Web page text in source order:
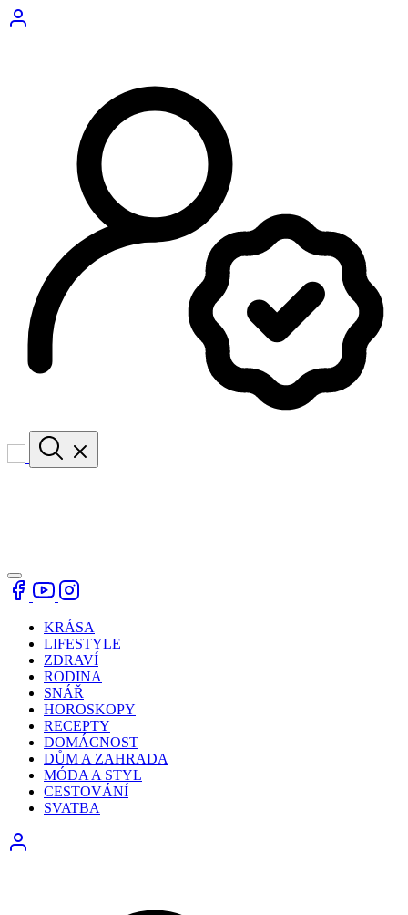
KRÁSA
LIFESTYLE
ZDRAVÍ
RODINA
SNÁŘ
HOROSKOPY
RECEPTY
DOMÁCNOST
DŮM A ZAHRADA
MÓDA A STYL
CESTOVÁNÍ
SVATBA